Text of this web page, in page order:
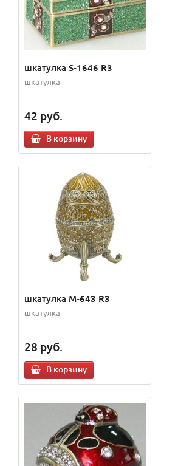
шкатулка S-1646 R3
шкатулка
42 руб.
В корзину
шкатулка M-643 R3
шкатулка
28 руб.
В корзину